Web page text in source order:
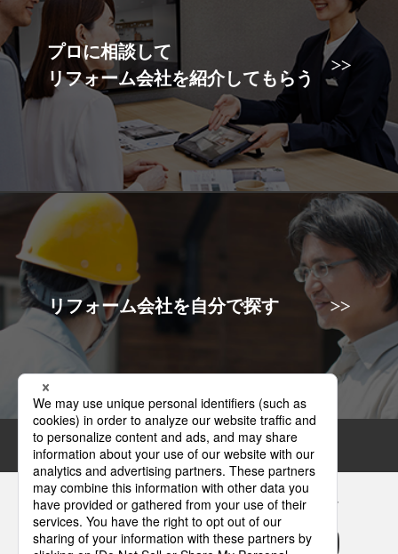
プロに相談して
リフォーム会社を紹介してもらう
リフォーム会社を自分で探す
Panasonicの住まい・くらし SNSアカウント